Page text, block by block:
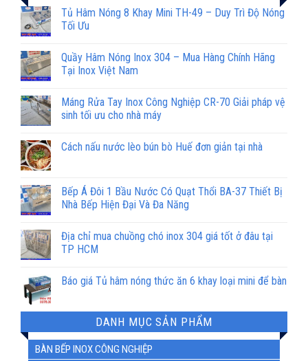
Tủ Hâm Nóng 8 Khay Mini TH-49 – Duy Trì Độ Nóng
Tối Ưu
Quầy Hâm Nóng Inox 304 – Mua Hàng Chính Hãng
Tại Inox Việt Nam
Máng Rửa Tay Inox Công Nghiệp CR-70 Giải pháp vệ
sinh tối ưu cho nhà máy
Cách nấu nước lèo bún bò Huế đơn giản tại nhà
Bếp Á Đôi 1 Bầu Nước Có Quạt Thổi BA-37 Thiết Bị
Nhà Bếp Hiện Đại Và Đa Năng
Địa chỉ mua chuồng chó inox 304 giá tốt ở đâu tại
TP HCM
Báo giá Tủ hâm nóng thức ăn 6 khay loại mini để bàn
DANH MỤC SẢN PHẨM
BÀN BẾP INOX CÔNG NGHIỆP